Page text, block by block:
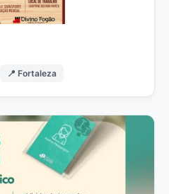
📍 Fortaleza